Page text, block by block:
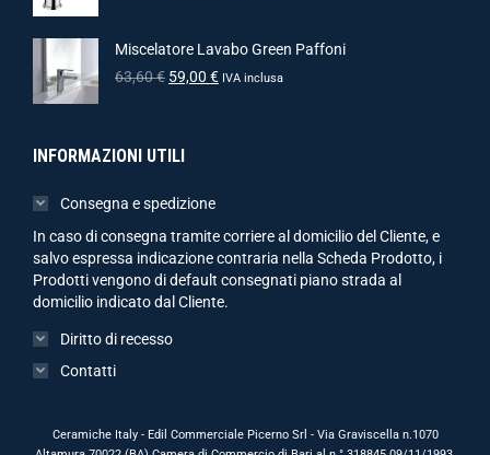
Miscelatore Lavabo Green Paffoni
63,60€ 59,00 € IVA inclusa
INFORMAZIONI UTILI
Consegna e spedizione
In caso di consegna tramite corriere al domicilio del Cliente, e
salvo espressa indicazione contraria nella Scheda Prodotto, i
Prodotti vengono di default consegnati piano strada al
domicilio indicato dal Cliente.
Diritto di recesso
Contatti
Ceramiche Italy - Edil Commerciale Picerno Srl - Via Graviscella n.1070